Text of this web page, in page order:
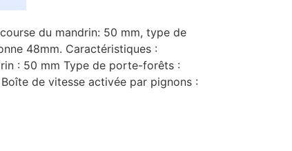
du mandrin: 50 mm, type de
48mm. Caractéristiques :
: 50 mm Type de porte-forêts :
de vitesse activée par pignons :